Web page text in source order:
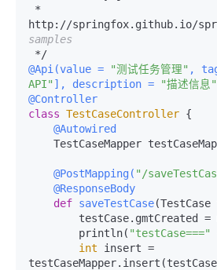
http://springfox.github.io/
samples
@Api(value = "测试任务管理" ,
API" ], description = "描述信息"
@Controller
class TestCaseController
    @Autowired
    @PostMapping(
"/
    @ResponseBody
def saveTestCase(
        println(
"testCase==="
int insert =